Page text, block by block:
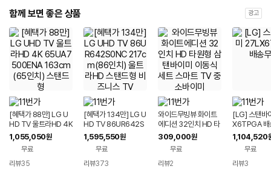
함께 보면 좋은 상품 광고
[혜택가 88만] LG U
HD TV 울트라HD 4K
65UA7500ENA 16
3cm(65인치) 스탠드
1,055,050원
무료
리뷰35
[혜택가 134만] LG U
HD TV 86UR642S
0NC 217cm(86인
치) 울트라HD 스탠드
형 비즈니스 TV
1,595,550원
무료
리뷰373
와이드무빙뷰 화이트
에디션 32인치 HD 타
원형 삼탠바이미 이동
식 세트 스마트 TV 중
소바이미
309,000원
무료
리뷰2
[LG] 스탠바
X6TPGA 배
1,104,520
무료
리뷰3